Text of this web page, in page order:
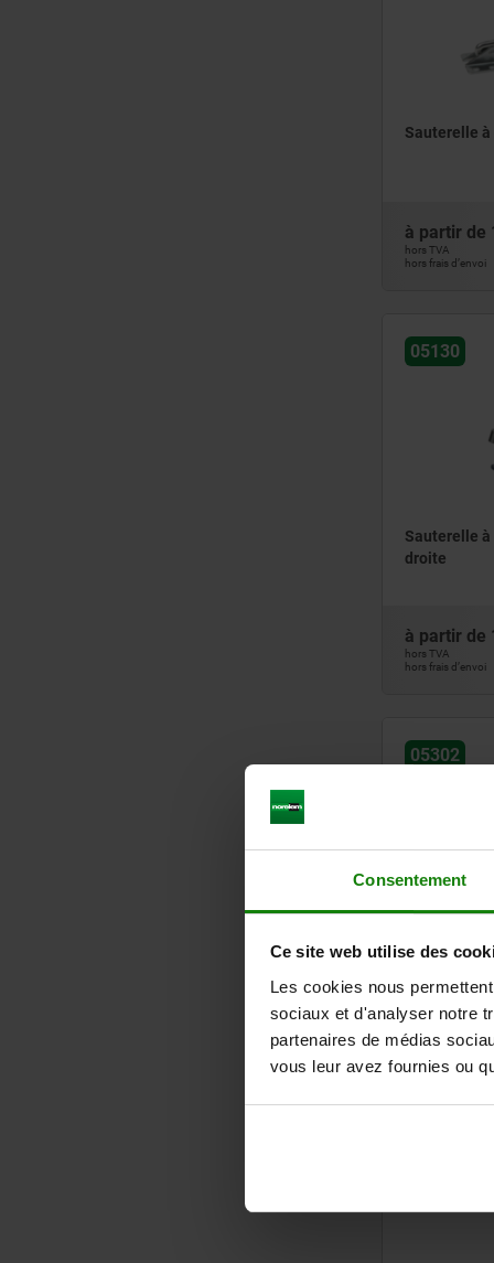
Consentement
Ce site web utilise des
Les cookies nous
sociaux et d'analyser notre
partenaires de médias
vous leur avez fournies ou
Sauterelle
à partir de
hors TVA
hors frais d’envoi
05130
Sauterelle
droite
à partir de
hors TVA
hors frais d’envoi
05302
vertical et à
à partir de
hors frais d’envoi